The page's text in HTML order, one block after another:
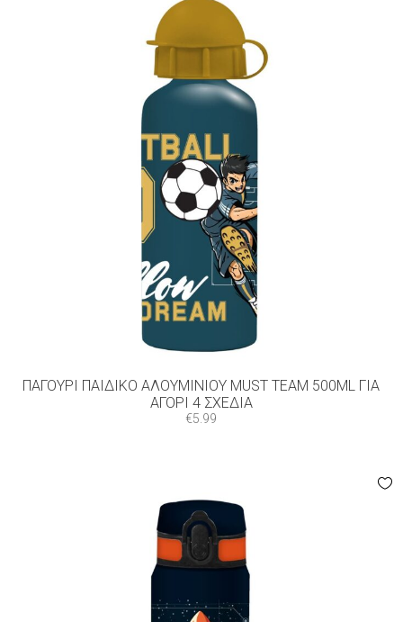
ΠΑΓΟΎΡΙ ΠΑΙΔΙΚΌ ΑΛΟΥΜΙΝΊΟΥ MUST TEAM 500ML ΓΙΑ
ΑΓΌΡΙ 4 ΣXΈΔΙΑ
€5.99